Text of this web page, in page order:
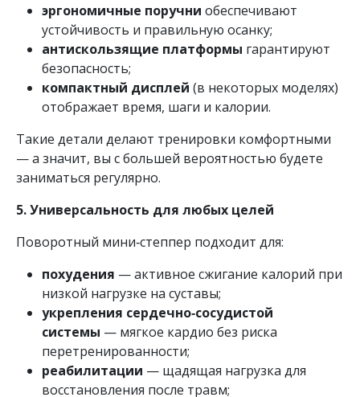
эргономичные поручни обеспечивают
устойчивость и правильную осанку;
антискользящие платформы гарантируют
безопасность;
компактный дисплей (в некоторых моделях)
отображает время, шаги и калории.
Такие детали делают тренировки комфортными
— а значит, вы с большей вероятностью будете
заниматься регулярно.
5. Универсальность для любых целей
Поворотный мини‑степпер подходит для:
похудения — активное сжигание калорий при
низкой нагрузке на суставы;
укрепления сердечно‑сосудистой
системы — мягкое кардио без риска
перетренированности;
реабилитации — щадящая нагрузка для
восстановления после травм;